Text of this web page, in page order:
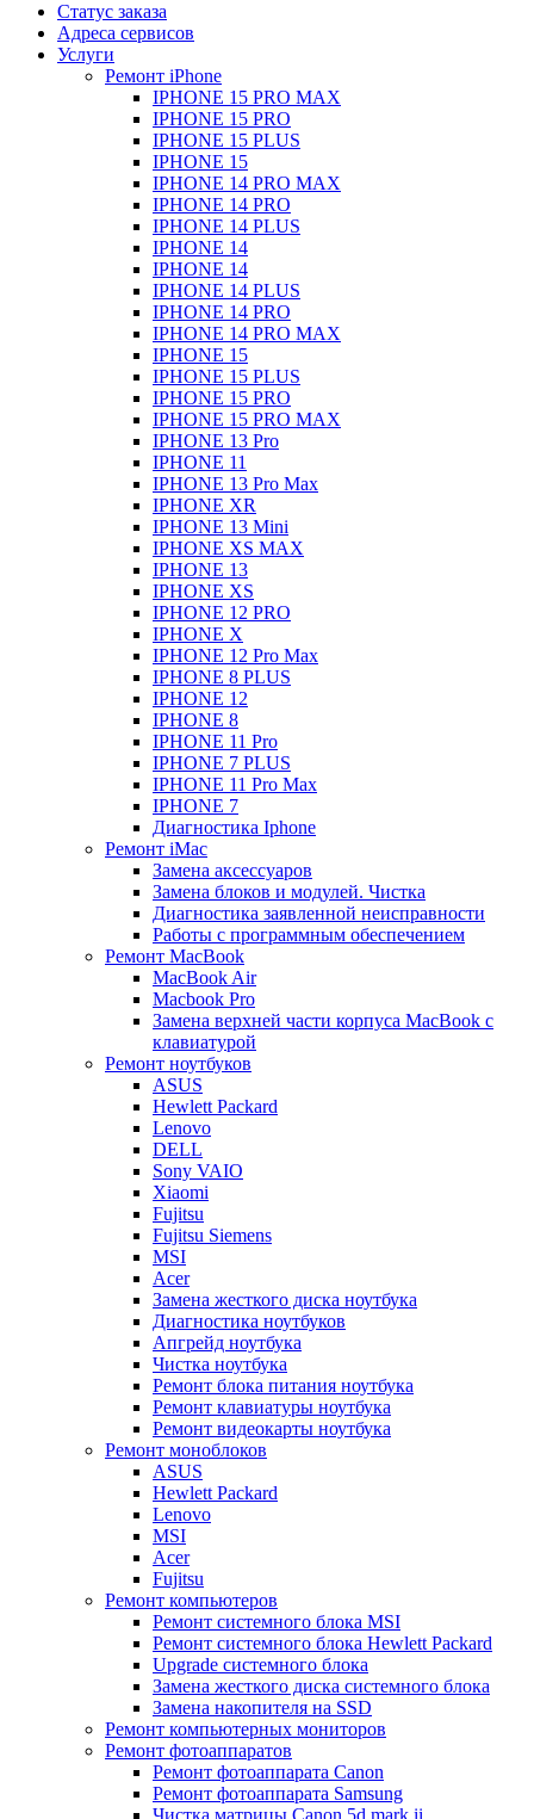
Статус заказа
Адреса сервисов
Услуги
Ремонт iPhone
IPHONE 15 PRO MAX
IPHONE 15 PRO
IPHONE 15 PLUS
IPHONE 15
IPHONE 14 PRO MAX
IPHONE 14 PRO
IPHONE 14 PLUS
IPHONE 14
IPHONE 14
IPHONE 14 PLUS
IPHONE 14 PRO
IPHONE 14 PRO MAX
IPHONE 15
IPHONE 15 PLUS
IPHONE 15 PRO
IPHONE 15 PRO MAX
IPHONE 13 Pro
IPHONE 11
IPHONE 13 Pro Max
IPHONE XR
IPHONE 13 Mini
IPHONE XS MAX
IPHONE 13
IPHONE XS
IPHONE 12 PRO
IPHONE X
IPHONE 12 Pro Max
IPHONE 8 PLUS
IPHONE 12
IPHONE 8
IPHONE 11 Pro
IPHONE 7 PLUS
IPHONE 11 Pro Max
IPHONE 7
Диагностика Iphone
Ремонт iMac
Замена аксессуаров
Замена блоков и модулей. Чистка
Диагностика заявленной неисправности
Работы с программным обеспечением
Ремонт MacBook
MacBook Air
Macbook Pro
Замена верхней части корпуса MacBook с
клавиатурой
Ремонт ноутбуков
ASUS
Hewlett Packard
Lenovo
DELL
Sony VAIO
Xiaomi
Fujitsu
Fujitsu Siemens
MSI
Acer
Замена жесткого диска ноутбука
Диагностика ноутбуков
Апгрейд ноутбука
Чистка ноутбука
Ремонт блока питания ноутбука
Ремонт клавиатуры ноутбука
Ремонт видеокарты ноутбука
Ремонт моноблоков
ASUS
Hewlett Packard
Lenovo
MSI
Acer
Fujitsu
Ремонт компьютеров
Ремонт системного блока MSI
Ремонт системного блока Hewlett Packard
Upgrade системного блока
Замена жесткого диска системного блока
Замена накопителя на SSD
Ремонт компьютерных мониторов
Ремонт фотоаппаратов
Ремонт фотоаппарата Canon
Ремонт фотоаппарата Samsung
Чистка матрицы Canon 5d mark ii